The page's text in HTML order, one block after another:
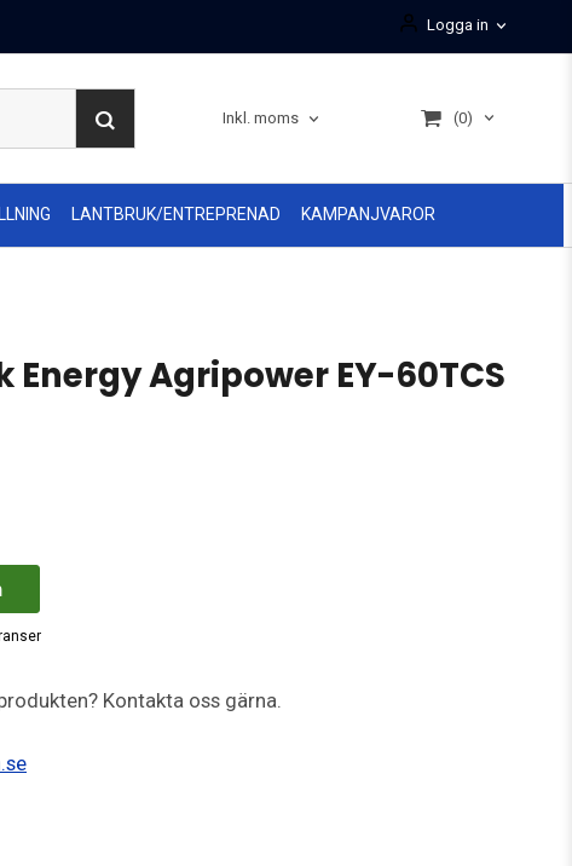
Logga in
Inkl. moms (0)
LANTBRUK/ENTREPRENAD KAMPANJVAROR
Agripower EY-60TCS
Kontakta oss gärna.